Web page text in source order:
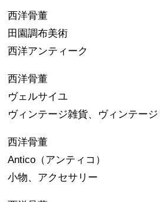
西洋骨董
田園調布美術
西洋アンティーク
西洋骨董
ヴェルサイユ
ヴィンテージ雑貨、ヴィンテージ
西洋骨董
Antico（アンティコ）
小物、アクセサリー